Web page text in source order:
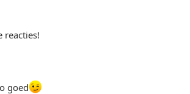
reacties!
goed